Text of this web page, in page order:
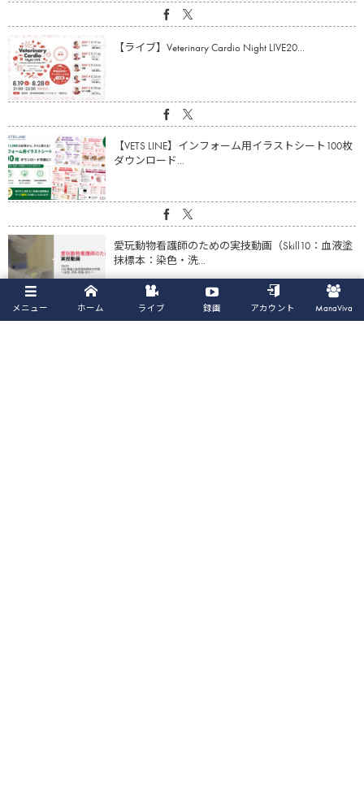
【ライブ】Veterinary Cardio Night LIVE20...
【VETS LINE】インフォーム用イラストシート100枚
ダウンロード...
愛玩動物看護師のための実技動画（Skill10：血液塗
抹標本：染色・洗...
メニュー ホーム ライブ 録画 アカウント ManaViva